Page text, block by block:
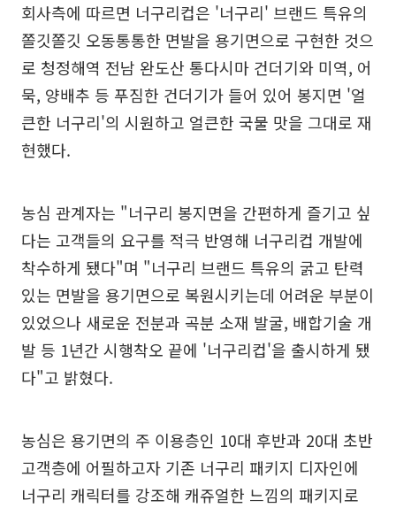
회사측에 따르면 너구리컵은 '너구리' 브랜드 특유의
쫄깃쫄깃 오동통통한 면발을 용기면으로 구현한 것으
로 청정해역 전남 완도산 통다시마 건더기와 미역, 어
묵, 양배추 등 푸짐한 건더기가 들어 있어 봉지면 '얼
큰한 너구리'의 시원하고 얼큰한 국물 맛을 그대로 재
현했다.
농심 관계자는 "너구리 봉지면을 간편하게 즐기고 싶
다는 고객들의 요구를 적극 반영해 너구리컵 개발에
착수하게 됐다"며 "너구리 브랜드 특유의 굵고 탄력
있는 면발을 용기면으로 복원시키는데 어려운 부분이
있었으나 새로운 전분과 곡분 소재 발굴, 배합기술 개
발 등 1년간 시행착오 끝에 '너구리컵'을 출시하게 됐
다"고 밝혔다.
농심은 용기면의 주 이용층인 10대 후반과 20대 초반
고객층에 어필하고자 기존 너구리 패키지 디자인에
너구리 캐릭터를 강조해 캐쥬얼한 느낌의 패키지로